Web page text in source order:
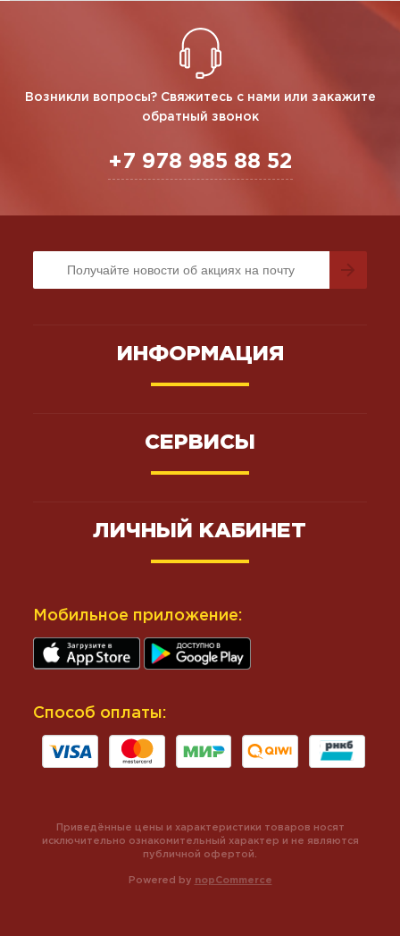
Возникли вопросы? Свяжитесь с нами или закажите
обратный звонок
+7 978 985 88 52
ИНФОРМАЦИЯ
СЕРВИСЫ
ЛИЧНЫЙ КАБИНЕТ
Мобильное приложение:
Способ оплаты:
Powered by nopCommerce
Приведённые цены и характеристики товаров носят
исключительно ознакомительный характер и не являются
публичной офертой.